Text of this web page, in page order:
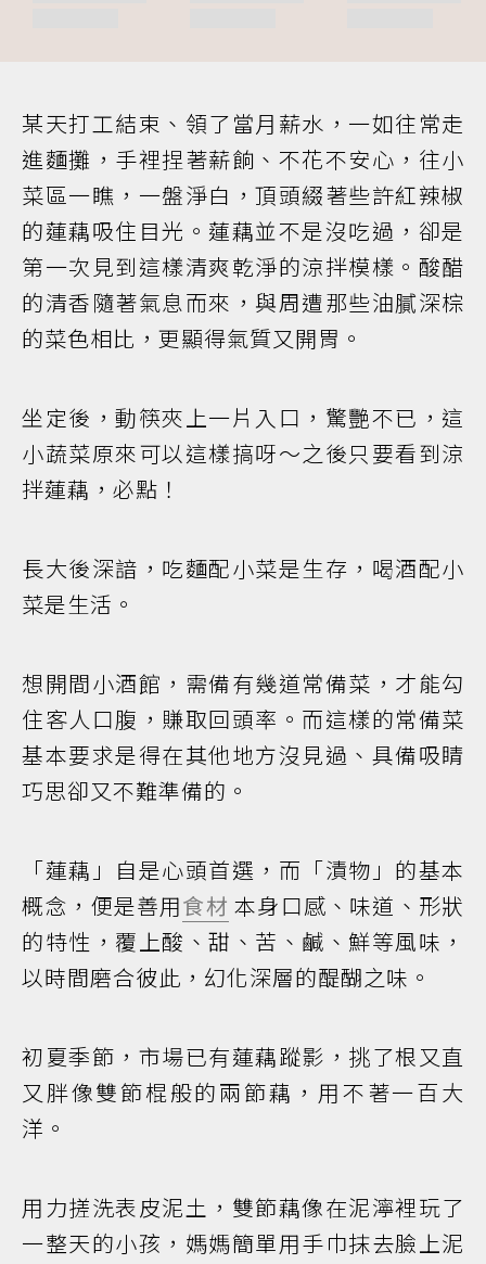
某天打工結束、領了當月薪水，一如往常走
進麵攤，手裡捏著薪餉、不花不安心，往小
菜區一瞧，一盤淨白，頂頭綴著些許紅辣椒
的蓮藕吸住目光。蓮藕並不是沒吃過，卻是
第一次見到這樣清爽乾淨的涼拌模樣。酸醋
的清香隨著氣息而來，與周遭那些油膩深棕
的菜色相比，更顯得氣質又開胃。
坐定後，動筷夾上一片入口，驚艷不已，這
小蔬菜原來可以這樣搞呀〜之後只要看到涼
拌蓮藕，必點！
長大後深諳，吃麵配小菜是生存，喝酒配小
菜是生活。
想開間小酒館，需備有幾道常備菜，才能勾
住客人口腹，賺取回頭率。而這樣的常備菜
基本要求是得在其他地方沒見過、具備吸睛
巧思卻又不難準備的。
「蓮藕」自是心頭首選，而「漬物」的基本
概念，便是善用食材 本身口感、味道、形狀
的特性，覆上酸、甜、苦、鹹、鮮等風味，
以時間磨合彼此，幻化深層的醍醐之味。
初夏季節，市場已有蓮藕蹤影，挑了根又直
又胖像雙節棍般的兩節藕，用不著一百大
洋。
用力搓洗表皮泥土，雙節藕像在泥濘裡玩了
一整天的小孩，媽媽簡單用手巾抹去臉上泥